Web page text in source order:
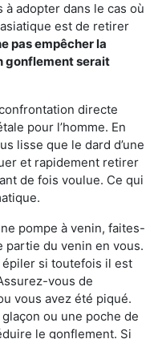
à adopter dans le cas où
est de retirer
pas empêcher la
gonflement serait
directe
pour l’homme. En
lisse que le dard d’une
et rapidement retirer
de fois voulue. Ce qui
pompe à venin, faites-
du venin en vous.
épiler si toutefois il est
vous de
vous avez été piqué.
ou une poche de
le gonflement. Si